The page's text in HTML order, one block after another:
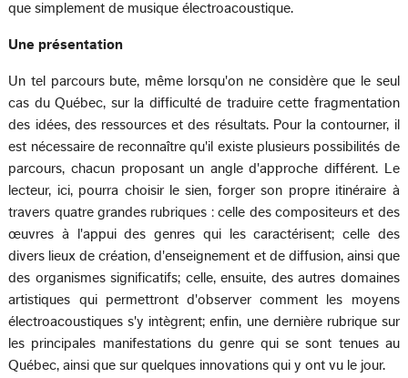
que simplement de musique électroacoustique.
Une présentation
Un tel parcours bute, même lorsqu'on ne considère que le seul
cas du Québec, sur la difficulté de traduire cette fragmentation
des idées, des ressources et des résultats. Pour la contourner, il
est nécessaire de reconnaître qu'il existe plusieurs possibilités de
parcours, chacun proposant un angle d'approche différent. Le
lecteur, ici, pourra choisir le sien, forger son propre itinéraire à
travers quatre grandes rubriques : celle des compositeurs et des
œuvres à l'appui des genres qui les caractérisent; celle des
divers lieux de création, d'enseignement et de diffusion, ainsi que
des organismes significatifs; celle, ensuite, des autres domaines
artistiques qui permettront d'observer comment les moyens
électroacoustiques s'y intègrent; enfin, une dernière rubrique sur
les principales manifestations du genre qui se sont tenues au
Québec, ainsi que sur quelques innovations qui y ont vu le jour.